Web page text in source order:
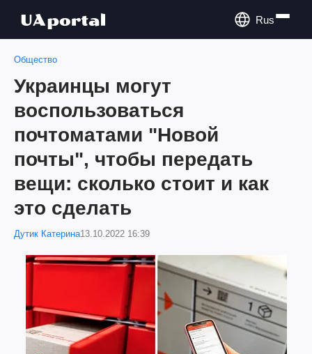
Rus
Общество
Украинцы могут
воспользоваться
почтоматами "Новой
почты", чтобы передать
вещи: сколько стоит и как
это сделать
Дутик Катерина13.10.2022 16:39